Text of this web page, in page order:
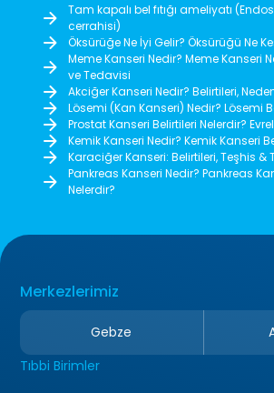
Tam kapalı bel fıtığı ameliyatı
cerrahisi)
Öksürüğe Ne İyi Gelir? Öksürüğü Ne
Meme Kanseri Nedir? Meme Kanseri
ve Tedavisi
Akciğer Kanseri Nedir? Belirtileri,
Lösemi (Kan Kanseri) Nedir? Lösemi
Prostat Kanseri Belirtileri Nelerdir?
Kemik Kanseri Nedir? Kemik Kanseri
Karaciğer Kanseri: Belirtileri, Teşhis &
Pankreas Kanseri Nedir? Pankreas
Nelerdir?
Merkezlerimiz
Gebze
Tıbbi Birimler